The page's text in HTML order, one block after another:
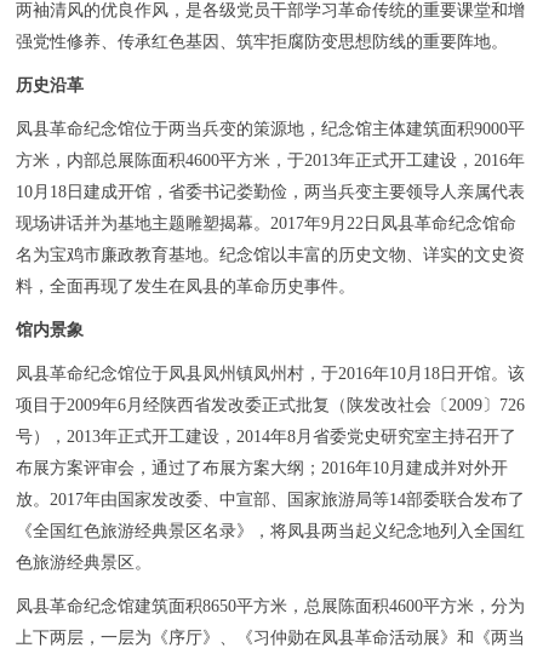
两袖清风的优良作风，是各级党员干部学习革命传统的重要课堂和增
强党性修养、传承红色基因、筑牢拒腐防变思想防线的重要阵地。
历史沿革
凤县革命纪念馆位于两当兵变的策源地，纪念馆主体建筑面积9000平
方米，内部总展陈面积4600平方米，于2013年正式开工建设，2016年
10月18日建成开馆，省委书记娄勤俭，两当兵变主要领导人亲属代表
现场讲话并为基地主题雕塑揭幕。2017年9月22日凤县革命纪念馆命
名为宝鸡市廉政教育基地。纪念馆以丰富的历史文物、详实的文史资
料，全面再现了发生在凤县的革命历史事件。
馆内景象
凤县革命纪念馆位于凤县凤州镇凤州村，于2016年10月18日开馆。该
项目于2009年6月经陕西省发改委正式批复（陕发改社会〔2009〕726
号），2013年正式开工建设，2014年8月省委党史研究室主持召开了
布展方案评审会，通过了布展方案大纲；2016年10月建成并对外开
放。2017年由国家发改委、中宣部、国家旅游局等14部委联合发布了
《全国红色旅游经典景区名录》，将凤县两当起义纪念地列入全国红
色旅游经典景区。
凤县革命纪念馆建筑面积8650平方米，总展陈面积4600平方米，分为
上下两层，一层为《序厅》、《习仲勋在凤县革命活动展》和《两当